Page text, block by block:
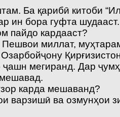
Ба қарибӣ китоби
ин бора гуфта шудааст.
пайдо кардааст?
миллат,
мегиранд. Дар
карда мешаванд?
ва озмунҳои